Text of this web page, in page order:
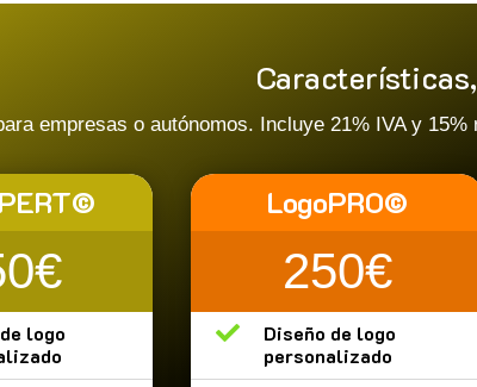
empresas o autónomos. Incluye 21% IVA y
logo
LogoPRO©
250€

Diseño de logo
personalizado